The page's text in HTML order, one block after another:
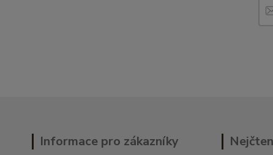
Informace pro zákazníky